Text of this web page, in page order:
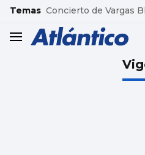
common.go-to-content
Temas Concierto de Vargas
header.menu.open